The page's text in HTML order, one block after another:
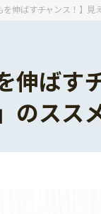
を伸ばすチャンス！】
伸ば
のスス